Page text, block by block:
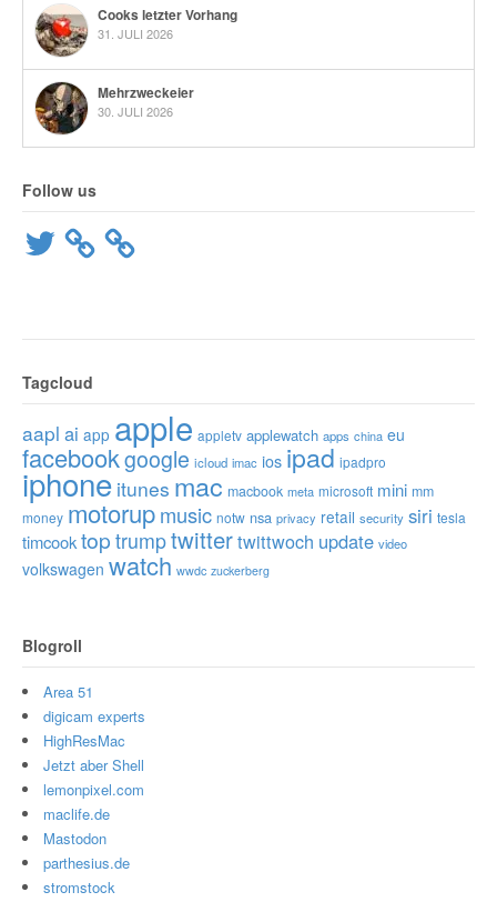
Cooks letzter Vorhang
31. JULI 2026
Mehrzweckeier
30. JULI 2026
Follow us
Twitter
Tagcloud
aapl ai app apple appletv applewatch apps china eu
facebookgoogle icloud imac ios ipad ipadpro
iphone itunes mac macbook meta microsoft mini mm
money motorupmusic notw nsa privacy retail security siri tesla
timcooktop trumptwittertwittwoch update video
volkswagen watch wwdc zuckerberg
Blogroll
Area 51
digicam experts
HighResMac
Jetzt aber Shell
lemonpixel.com
maclife.de
Mastodon
parthesius.de
stromstock